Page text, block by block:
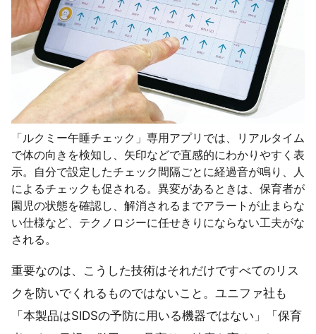
「ルクミー午睡チェック」専用アプリでは、リアルタイム
で体の向きを検知し、矢印などで直感的にわかりやすく表
示。自分で設定したチェック間隔ごとに経過音が鳴り、人
によるチェックも促される。異変があるときは、保育者が
園児の状態を確認し、解消されるまでアラートが止まらな
い仕様など、テクノロジーに任せきりにならない工夫がな
される。
重要なのは、こうした技術はそれだけですべてのリス
クを防いでくれるものではないこと。ユニファ社も
「本製品はSIDSの予防に用いる機器ではない」「保育